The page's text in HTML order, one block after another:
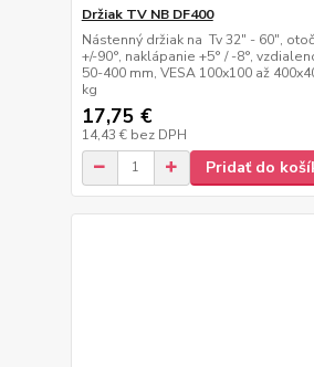
Držiak TV NB DF400
Nástenný držiak na Tv 32" - 60",
+/-90°, naklápanie +5° / -8°,
50-400 mm, VESA 100x100 až
kg
17,75 €
14,43 € bez DPH
Pridať do